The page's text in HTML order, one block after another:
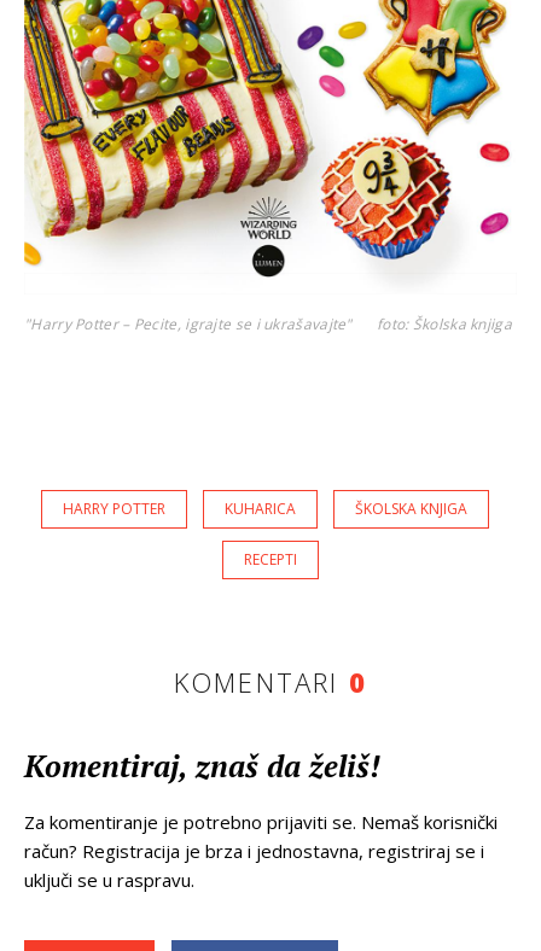
"Harry Potter – Pecite, igrajte se i ukrašavajte" foto: Školska knjiga
HARRY POTTER KUHARICA ŠKOLSKA KNJIGA
RECEPTI
KOMENTARI 0
Komentiraj, znaš da želiš!
Za komentiranje je potrebno prijaviti se. Nemaš korisnički
račun? Registracija je brza i jednostavna, registriraj se i
uključi se u raspravu.